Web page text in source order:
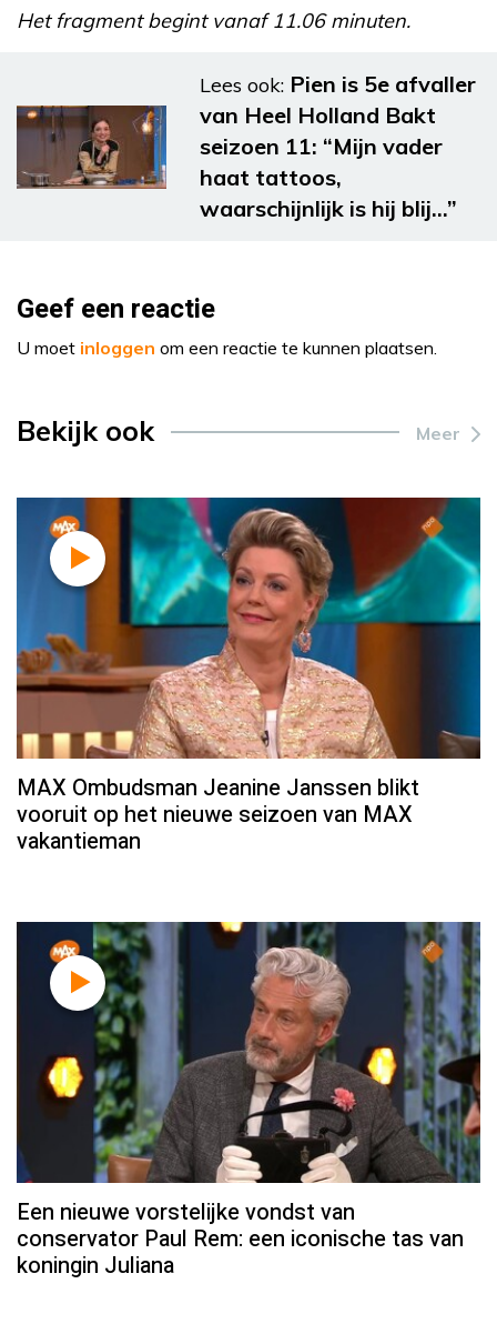
Het fragment begint vanaf 11.06 minuten.
Lees ook: Pien is 5e afvaller
van Heel Holland Bakt
seizoen 11: “Mijn vader
haat tattoos,
waarschijnlijk is hij blij…”
Geef een reactie
U moet inloggen om een reactie te kunnen plaatsen.
Bekijk ook Meer
MAX Ombudsman Jeanine Janssen blikt
vooruit op het nieuwe seizoen van MAX
vakantieman
Een nieuwe vorstelijke vondst van
conservator Paul Rem: een iconische tas van
koningin Juliana